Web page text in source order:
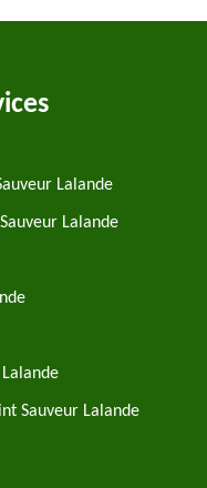
Lalande
Lalande
Sauveur Lalande